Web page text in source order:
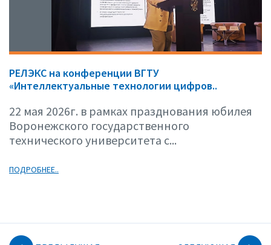
РЕЛЭКС на конференции ВГТУ
«Интеллектуальные технологии цифров..
22 мая 2026г. в рамках празднования юбилея
Воронежского государственного
технического университета с...
ПОДРОБНЕЕ..